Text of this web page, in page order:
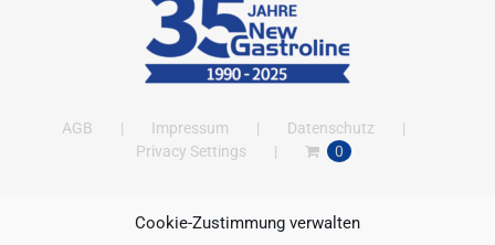
Cookie-Zustimmung verwalten
AGB Impressum
Datenschutz
Privacy Settings
0
ANSCHRIFT